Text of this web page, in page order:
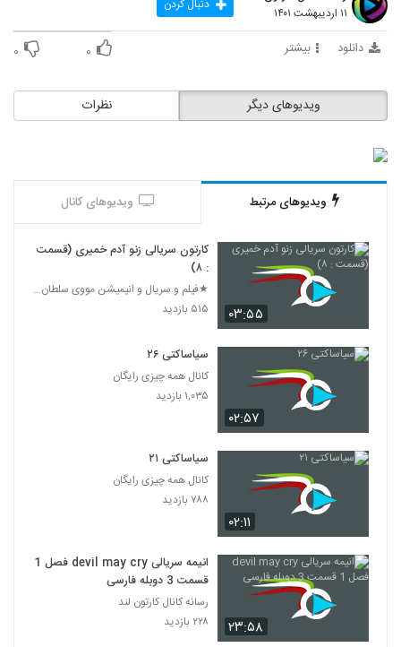
326
328
باخانمان قسمت ۶
باخانمان قسمت 8
331
332
باخانمان قسمت 10
۲۳۵ بازدید
باخانمان قسمت 11
334
باخانمان قسمت 12
۲۱۷ بازدید
باخانمان قسمت 13
۲۱۹ بازدید
۱۱ اردیبهشت ۱۴۰۱ دنبال کردن
دانلود بیشتر ۰ ۰
نظرات ویدیوهای دیگر
ویدیوهای مرتبط ویدیوهای کانال
۰۳:۵۵
کارتون سریالی زنو آدم خمیری (قسمت
: ۸)
★فیلم و سریال و انیمیشن مووی سلطان 24★
۵۱۵ بازدید
۰۲:۵۷
سیاساکتی ۲۶
کانال همه چیزی رایگان
۱,۰۳۵ بازدید
۰۲:۱۱
سیاساکتی ۲۱
کانال همه چیزی رایگان
۷۸۸ بازدید
۲۳:۵۸
انیمه سریالی devil may cry فصل 1
قسمت 3 دوبله فارسی
رسانه کانال کارتون لند
۲۲۸ بازدید